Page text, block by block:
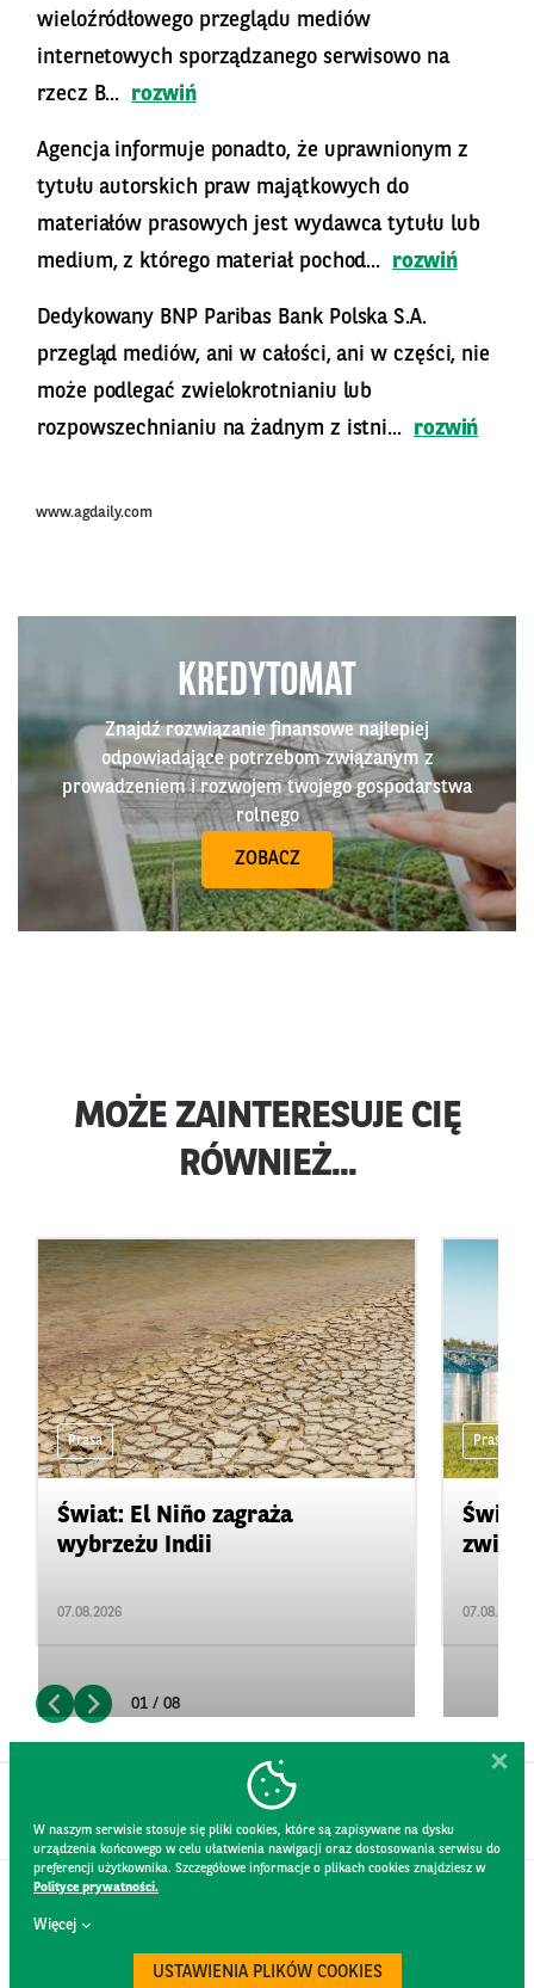
wieloźródłowego przeglądu mediów
internetowych sporządzanego serwisowo na
rzecz B...
rozwiń
Agencja informuje ponadto, że uprawnionym z
tytułu autorskich praw majątkowych do
materiałów prasowych jest wydawca tytułu lub
medium, z którego materiał pochod...
rozwiń
Dedykowany BNP Paribas Bank Polska S.A.
przegląd mediów, ani w całości, ani w części, nie
może podlegać zwielokrotnianiu lub
rozpowszechnianiu na żadnym z istni...
rozwiń
www.agdaily.com
KREDYTOMAT
Znajdź rozwiązanie finansowe najlepiej
odpowiadające potrzebom związanym z
prowadzeniem i rozwojem twojego gospodarstwa
rolnego
ZOBACZ
MOŻE ZAINTERESUJE CIĘ
RÓWNIEŻ...
Prasa
Świat: El Niño zagraża
wybrzeżu Indii
07.08.2026
Prasa
07.08.2026
01 / 08
W naszym serwisie stosuje się pliki cookies, które są zapisywane na dysku
urządzenia końcowego w celu ułatwienia nawigacji oraz dostosowania serwisu do
preferencji użytkownika. Szczegółowe informacje o plikach cookies znajdziesz w
Polityce prywatności.
Więcej
USTAWIENIA PLIKÓW COOKIES
KONTAKT
REGULAMIN STRONY
POLITYKA PRYWATNOŚCI